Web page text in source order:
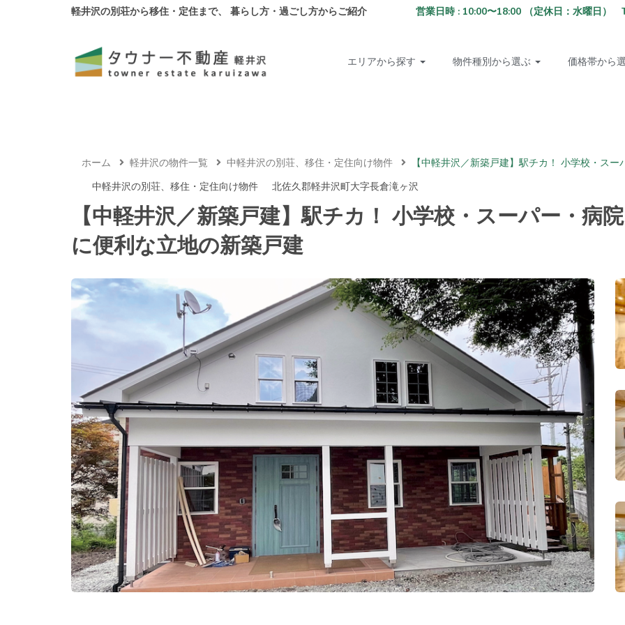
軽井沢の別荘から移住・定住まで、 暮らし方・過ごし方からご紹介 営業日時 : 10:00〜18:00 （定休日：水曜日
エリアから探す 物件種別から選ぶ 価格帯から
ホーム 軽井沢の物件一覧 中軽井沢の別荘、移住・定住向け物件
【中軽井沢／新築戸建】駅チカ！ 小学校・ス
中軽井沢の別荘、移住・定住向け物件
北佐久郡軽井沢町大字長倉滝ヶ沢
【中軽井沢／新築戸建】駅チカ！ 小学校・スーパー・病
に便利な立地の新築戸建